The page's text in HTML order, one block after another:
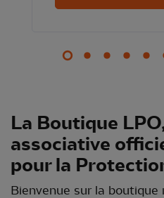
La Boutique
associative
pour la
Bienvenue sur la